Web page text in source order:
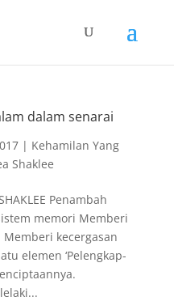
dalam senarai
| Kehamilan Yang
Shaklee
Penambah
memori Memberi
kecergasan
elemen ‘Pelengkap-